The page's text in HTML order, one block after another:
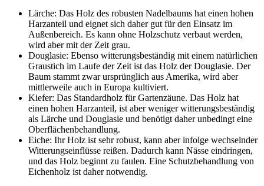
Lärche: Das Holz des robusten Nadelbaums hat einen hohen
Harzanteil und eignet sich daher gut für den Einsatz im
Außenbereich. Es kann ohne Holzschutz verbaut werden,
wird aber mit der Zeit grau.
Douglasie: Ebenso witterungsbeständig mit einem natürlichen
Graustich im Laufe der Zeit ist das Holz der Douglasie. Der
Baum stammt zwar ursprünglich aus Amerika, wird aber
mittlerweile auch in Europa kultiviert.
Kiefer: Das Standardholz für Gartenzäune. Das Holz hat
einen hohen Harzanteil, ist aber weniger witterungsbeständig
als Lärche und Douglasie und benötigt daher unbedingt eine
Oberflächenbehandlung.
Eiche: Ihr Holz ist sehr robust, kann aber infolge wechselnder
Witterungseinflüsse reißen. Dadurch kann Nässe eindringen,
und das Holz beginnt zu faulen. Eine Schutzbehandlung von
Eichenholz ist daher notwendig.